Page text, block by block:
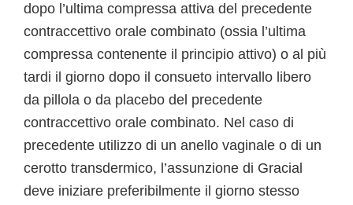
dopo l’ultima compressa attiva del precedente
contraccettivo orale combinato (ossia l’ultima
compressa contenente il principio attivo) o al più
tardi il giorno dopo il consueto intervallo libero
da pillola o da placebo del precedente
contraccettivo orale combinato. Nel caso di
precedente utilizzo di un anello vaginale o di un
cerotto transdermico, l’assunzione di Gracial
deve iniziare preferibilmente il giorno stesso